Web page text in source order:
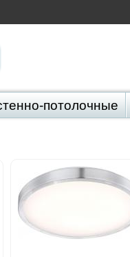
потолочные